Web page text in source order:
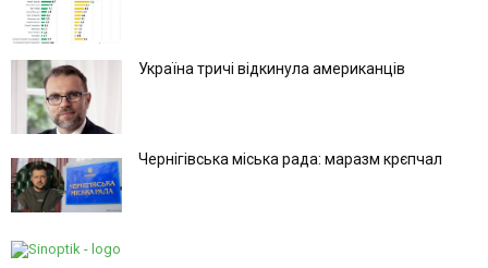
Україна тричі відкинула американців
Чернігівська міська рада: маразм крєпчал